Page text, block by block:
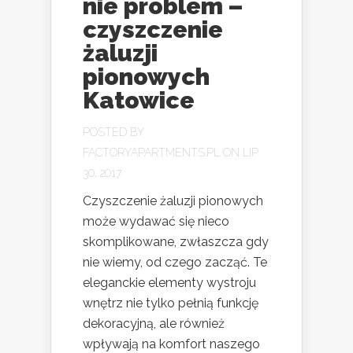
nie problem –
czyszczenie
żaluzji
pionowych
Katowice
POSTED BY
FACTORYAPARTMENTS.PL ON LIP
30, 2017
Czyszczenie żaluzji pionowych
może wydawać się nieco
skomplikowane, zwłaszcza gdy
nie wiemy, od czego zacząć. Te
eleganckie elementy wystroju
wnętrz nie tylko pełnią funkcję
dekoracyjną, ale również
wpływają na komfort naszego